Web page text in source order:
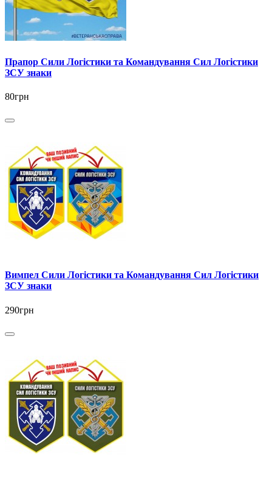
Прапор Сили Логістики та Командування Сил Логістики
ЗСУ знаки
80грн
Вимпел Сили Логістики та Командування Сил Логістики
ЗСУ знаки
290грн